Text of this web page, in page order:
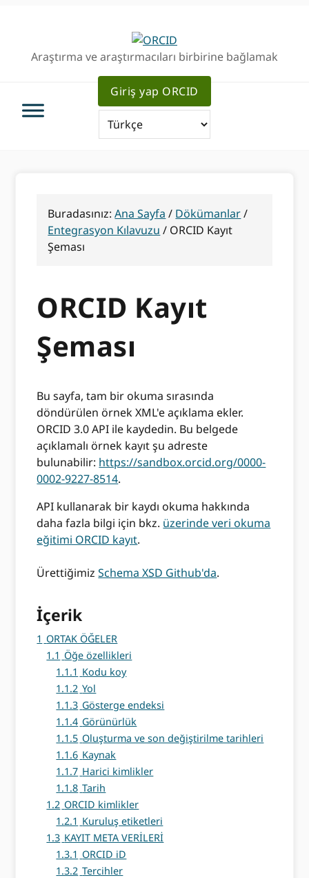
Araştırma ve araştırmacıları birbirine bağlamak
Giriş yap ORCID
Buradasınız:Ana Sayfa / Dökümanlar/
Entegrasyon Kılavuzu / ORCID Kayıt
Şeması
ORCID Kayıt
Şeması
Bu sayfa, tam bir okuma sırasında
döndürülen örnek XML'e açıklama ekler.
ORCID 3.0 API ile kaydedin. Bu belgede
açıklamalı örnek kayıt şu adreste
bulunabilir: https://sandbox.orcid.org/0000-
0002-9227-8514.
API kullanarak bir kaydı okuma hakkında
daha fazla bilgi için bkz. üzerinde veri okuma
eğitimi ORCID kayıt.
ÜrettiğimizSchema XSD Github'da.
İçerik
1 ORTAK ÖĞELER
1.1 Öğe özellikleri
1.1.1 Kodu koy
1.1.2 Yol
1.1.3 Gösterge endeksi
1.1.4 Görünürlük
1.1.5 Oluşturma ve son değiştirilme tarihleri
1.1.6 Kaynak
1.1.7 Harici kimlikler
1.1.8 Tarih
1.2 ORCID kimlikler
1.2.1 Kuruluş etiketleri
1.3 KAYIT META VERİLERİ
1.3.1 ORCID iD
1.3.2 Tercihler